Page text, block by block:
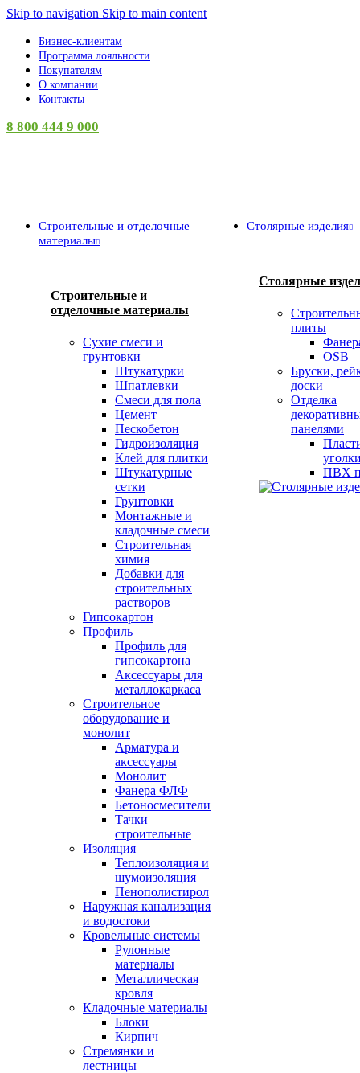
Skip to navigation Skip to main content
Бизнес-клиентам
Программа лояльности
Покупателям
О компании
Контакты
8 800 444 9 000
Строительные и отделочные
материалы
Строительные и
отделочные материалы
Сухие смеси и
грунтовки
Штукатурки
Шпатлевки
Смеси для пола
Цемент
Пескобетон
Гидроизоляция
Клей для плитки
Штукатурные
сетки
Грунтовки
Монтажные и
кладочные смеси
Строительная
химия
Добавки для
строительных
растворов
Гипсокартон
Профиль
Профиль для
гипсокартона
Аксессуары для
металлокаркаса
Строительное
оборудование и
монолит
Арматура и
аксессуары
Монолит
Фанера ФЛФ
Бетоносмесители
Тачки
строительные
Изоляция
Теплоизоляция и
шумоизоляция
Пенополистирол
Наружная канализация
и водостоки
Кровельные системы
Рулонные
материалы
Металлическая
кровля
Кладочные материалы
Блоки
Кирпич
Стремянки и
лестницы
Столярные изделия
Столярные
плиты
OSB
Бруски,
доски
Отделка
панелями
ПВХ